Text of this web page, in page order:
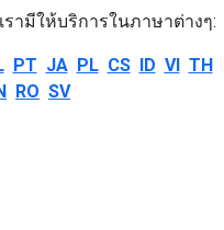
ามีให้บริการในภาษาต่างๆ:
PT JA PL CS ID VI TH
RO SV